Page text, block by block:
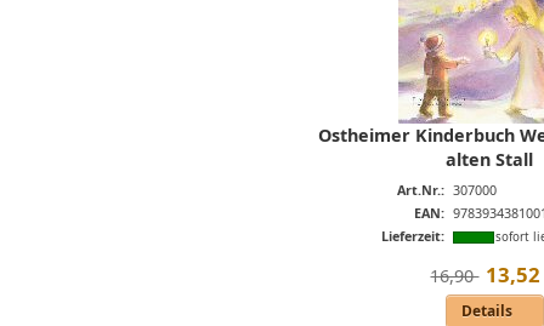
Ostheimer Kinderbuch
alten Stall
Art.Nr.: 307000
EAN:
Lieferzeit:
sofort
16,90  13,52
Details